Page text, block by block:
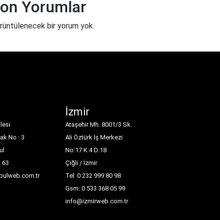
Yorumlar
bir yorum yok.
No : 3
63
İzmir
Ataşehir Mh. 8001/3 Sk.
Ali Öztürk İş Merkezi
No:17 K:4 D:18
Çiğli / İzmir
Tel: 0 232 999 80 98
Gsm: 0 533 368 05 99
info@izmirweb.com.tr